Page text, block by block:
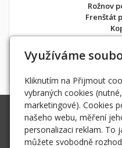
Rožnov
Frenštát
Možnost objednání
Ing. Radek Hoďák
Tichá 502, 742 74 Tichá
IČ: 18979661
Využíváme
Kliknutím na Přijmout
vybraných cookies
marketingové). Cookies
našeho webu, měření
personalizaci reklam. To
můžete svobodně